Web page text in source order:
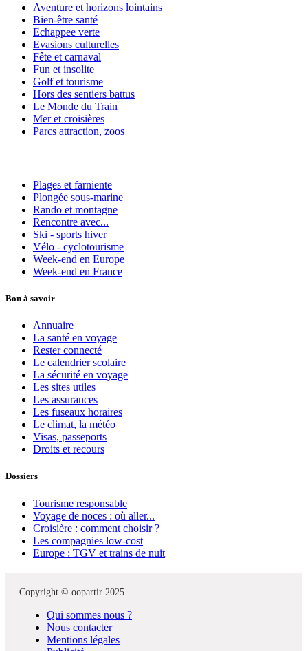
Aventure et horizons lointains
Bien-être santé
Echappee verte
Evasions culturelles
Fête et carnaval
Fun et insolite
Golf et tourisme
Hors des sentiers battus
Le Monde du Train
Mer et croisières
Parcs attraction, zoos
Plages et farniente
Plongée sous-marine
Rando et montagne
Rencontre avec...
Ski - sports hiver
Vélo - cyclotourisme
Week-end en Europe
Week-end en France
Bon à savoir
Annuaire
La santé en voyage
Rester connecté
Le calendrier scolaire
La sécurité en voyage
Les sites utiles
Les assurances
Les fuseaux horaires
Le climat, la météo
Visas, passeports
Droits et recours
Dossiers
Tourisme responsable
Voyage de noces : où aller...
Croisière : comment choisir ?
Les compagnies low-cost
Europe : TGV et trains de nuit
Copyright © oopartir 2025
Qui sommes nous ?
Nous contacter
Mentions légales